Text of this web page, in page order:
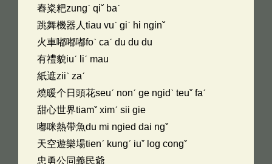
舂粢粑zungˊ qiˇ baˊ
跳舞機器人tiau vuˋ giˊ hi nginˇ
火車嘟嘟嘟foˋ caˊ du du du
有禮貌iuˊ liˊ mau
紙遮ziiˋ zaˊ
燒暖个日頭花seuˊ nonˊ ge ngidˋ teuˇ faˊ
甜心世界tiamˇ ximˊ sii gie
嘟咪熱帶魚du mi ngied dai ngˇ
天空遊樂場tienˊ kungˊ iuˇ log congˇ
忠勇公同義民爺